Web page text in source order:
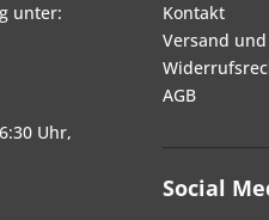
unter:
Uhr,
Kontakt
Versand
AGB
Social